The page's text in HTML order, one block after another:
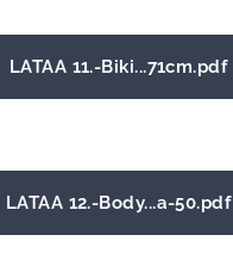
LATAA 11.-Biki...71cm.pdf
LATAA 12.-Body...a-50.pdf